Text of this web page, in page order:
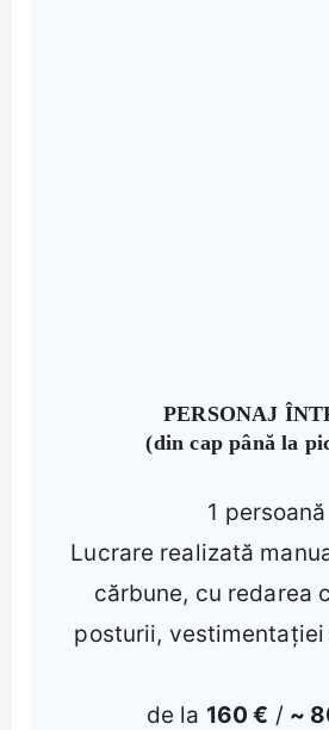
PERSONAJ
(din cap până la
1 persoană
Lucrare realizată
cărbune, cu redarea
posturii, vestimentației
de la 160 € / ~